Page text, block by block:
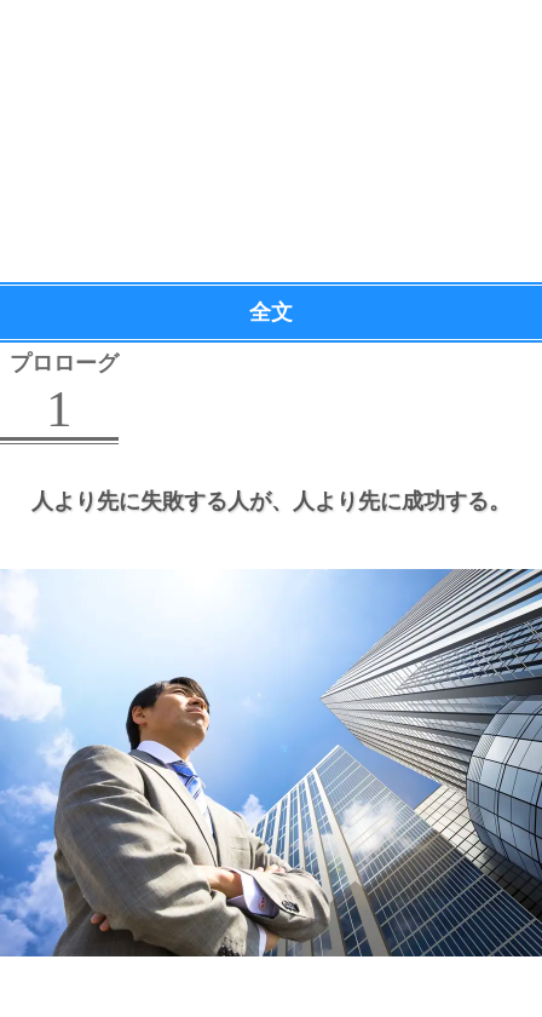
全文
プロローグ
1
人より先に失敗する人が、 人より先に成功する。